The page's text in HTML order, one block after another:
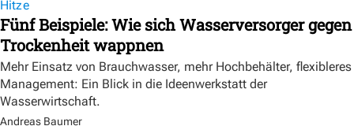
Hitze
Fünf Beispiele: Wie sich Wasserversorger gegen
Trockenheit wappnen
Mehr Einsatz von Brauchwasser, mehr Hochbehälter, flexibleres
Management: Ein Blick in die Ideenwerkstatt der
Wasserwirtschaft.
Andreas Baumer